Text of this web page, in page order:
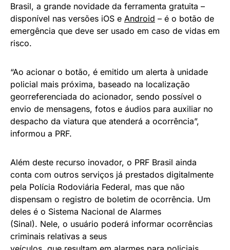
Brasil, a grande novidade da ferramenta gratuita –
disponível nas versões iOS e Android – é o botão de
emergência que deve ser usado em caso de vidas em
risco.
“Ao acionar o botão, é emitido um alerta à unidade
policial mais próxima, baseado na localização
georreferenciada do acionador, sendo possível o
envio de mensagens, fotos e áudios para auxiliar no
despacho da viatura que atenderá a ocorrência”,
informou a PRF.
Além deste recurso inovador, o PRF Brasil ainda
conta com outros serviços já prestados digitalmente
pela Polícia Rodoviária Federal, mas que não
dispensam o registro de boletim de ocorrência. Um
deles é o Sistema Nacional de Alarmes
(Sinal). Nele, o usuário poderá informar ocorrências
criminais relativas a seus